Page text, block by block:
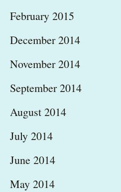
February 2015
December 2014
November 2014
September 2014
August 2014
July 2014
June 2014
May 2014